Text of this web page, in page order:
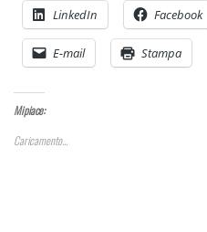
LinkedIn Facebook
E-mail Stampa
Mi piace:
Caricamento...